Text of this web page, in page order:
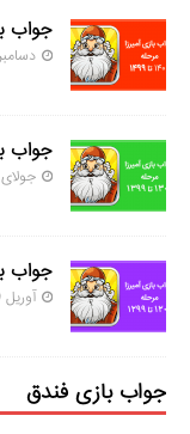
جواب بازی
دسامبر 28, 2020
جواب بازی
جولای 23, 2020
جواب بازی
آوریل 29, 2020
جواب بازی فندق